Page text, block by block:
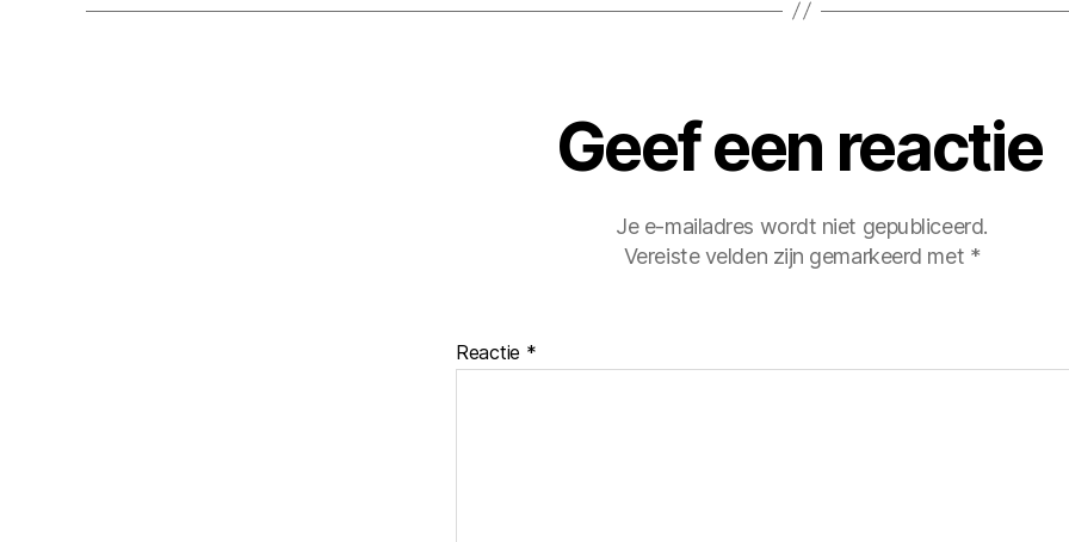
Geef een reactie
Je e-mailadres wordt niet gepubliceerd.
Vereiste velden zijn gemarkeerd met *
Reactie *